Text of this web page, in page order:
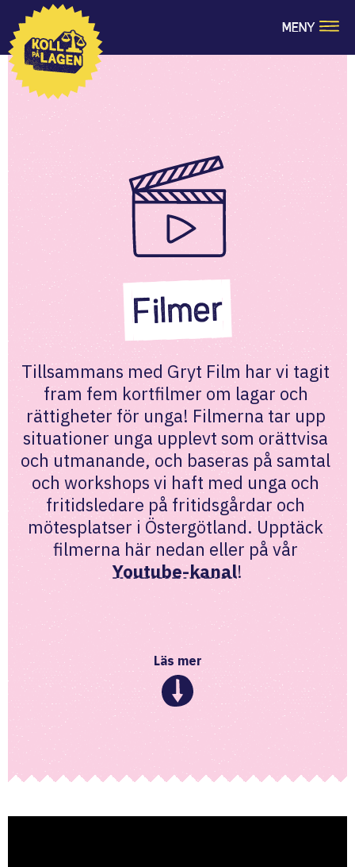
MENY
Filmer
Tillsammans med Gryt Film har vi tagit
fram fem kortfilmer om lagar och
rättigheter för unga! Filmerna tar upp
situationer unga upplevt som orättvisa
och utmanande, och baseras på samtal
och workshops vi haft med unga och
fritidsledare på fritidsgårdar och
mötesplatser i Östergötland. Upptäck
Youtube-kanal!
Läs mer